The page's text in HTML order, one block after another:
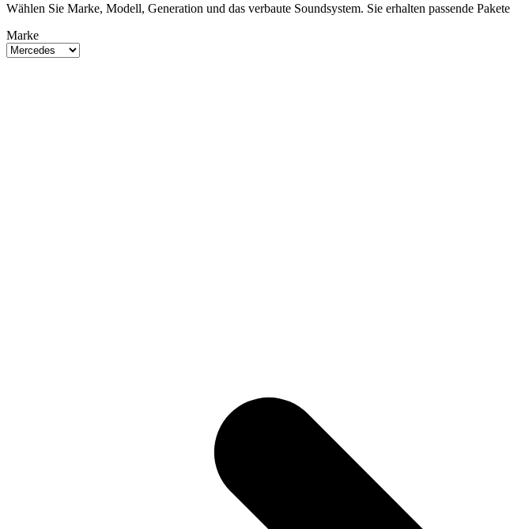
Wählen Sie Marke, Modell, Generation und das verbaute Soundsystem. Sie erhalten passende
Marke